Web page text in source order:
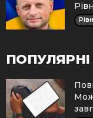
ПОПУЛЯРНІ